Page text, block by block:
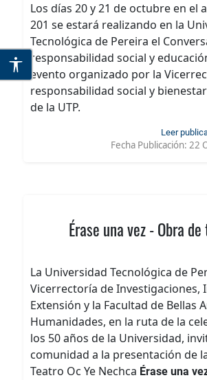
Los días 20 y 21 de octubre en el
201 se estará realizando en la
Tecnológica de Pereira el
responsabilidad social y
evento organizado por la
responsabilidad social y
de la UTP.
Leer
Fecha Publicación: 22
Érase una vez - Obra
La Universidad Tecnológica de
Vicerrectoría de Investigaciones,
Extensión y la Facultad de Bellas
Humanidades, en la ruta de la
los 50 años de la Universidad,
comunidad a la presentación de
Teatro Oc Ye Nechca Érase una